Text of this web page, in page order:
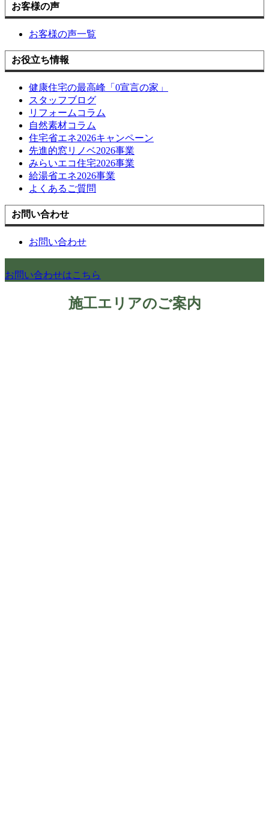
お客様の声
お客様の声一覧
お役立ち情報
健康住宅の最高峰「0宣言の家」
スタッフブログ
リフォームコラム
自然素材コラム
住宅省エネ2026キャンペーン
先進的窓リノベ2026事業
みらいエコ住宅2026事業
給湯省エネ2026事業
よくあるご質問
お問い合わせ
お問い合わせ
お問い合わせはこちら
施工エリアのご案内